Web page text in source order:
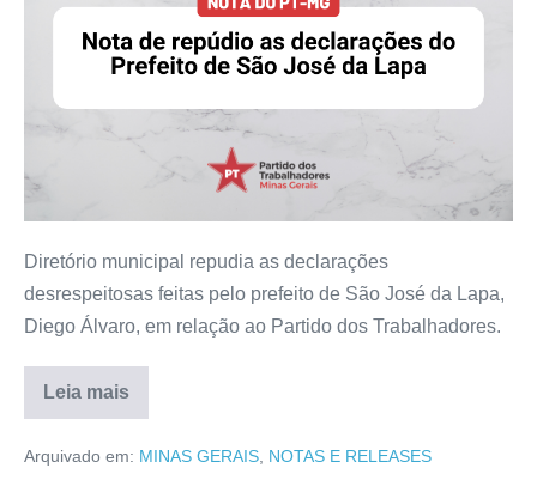
Diretório municipal repudia as declarações
desrespeitosas feitas pelo prefeito de São José da Lapa,
Diego Álvaro, em relação ao Partido dos Trabalhadores.
Leia mais
Arquivado em: MINAS GERAIS, NOTAS E RELEASES